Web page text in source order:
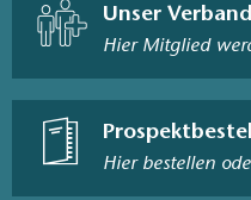
Unser Verband
Hier Mitglied
Hier bestellen